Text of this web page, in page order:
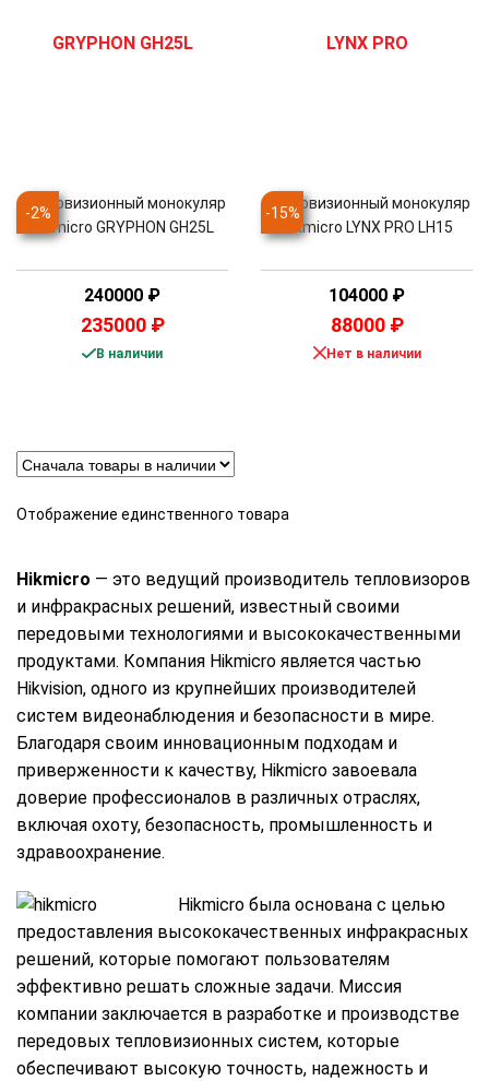
-2%
Тепловизионный монокуляр
Hikmicro GRYPHON GH25L
240000 ₽
235000 ₽
В наличии
-15%
Тепловизионный монокуляр
Hikmicro LYNX PRO LH15
104000 ₽
88000 ₽
Нет в наличии
Отображение единственного товара
Hikmicro — это ведущий производитель тепловизоров
и инфракрасных решений, известный своими
передовыми технологиями и высококачественными
продуктами. Компания Hikmicro является частью
Hikvision, одного из крупнейших производителей
систем видеонаблюдения и безопасности в мире.
Благодаря своим инновационным подходам и
приверженности к качеству, Hikmicro завоевала
доверие профессионалов в различных отраслях,
включая охоту, безопасность, промышленность и
здравоохранение.
Hikmicro была основана с целью
предоставления высококачественных инфракрасных
решений, которые помогают пользователям
эффективно решать сложные задачи. Миссия
компании заключается в разработке и производстве
передовых тепловизионных систем, которые
обеспечивают высокую точность, надежность и